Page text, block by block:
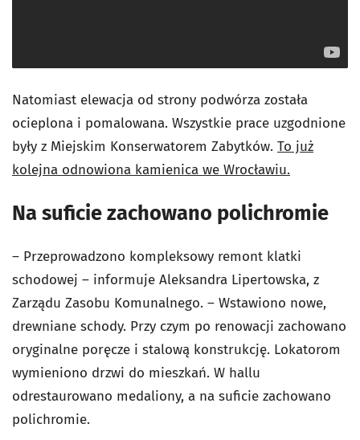
Natomiast elewacja od strony podwórza została
ocieplona i pomalowana. Wszystkie prace uzgodnione
były z Miejskim Konserwatorem Zabytków. To już
kolejna odnowiona kamienica we Wrocławiu.
Na suficie zachowano polichromie
– Przeprowadzono kompleksowy remont klatki
schodowej – informuje Aleksandra Lipertowska, z
Zarządu Zasobu Komunalnego. – Wstawiono nowe,
drewniane schody. Przy czym po renowacji zachowano
oryginalne poręcze i stalową konstrukcję. Lokatorom
wymieniono drzwi do mieszkań. W hallu
odrestaurowano medaliony, a na suficie zachowano
polichromie.